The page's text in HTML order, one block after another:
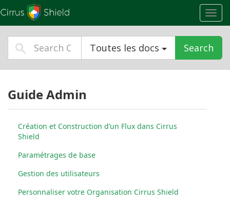
Toutes les docs Search
Guide Admin
Création et Construction d’un Flux dans Cirrus
Shield
Paramétrages de base
Gestion des utilisateurs
Personnaliser votre Organisation Cirrus Shield